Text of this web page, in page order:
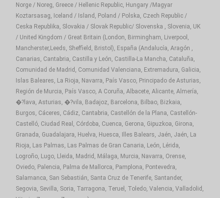
Norge / Noreg, Greece / Hellenic Republic, Hungary /Magyar
Koztarsasag, Iceland / Island, Poland / Polska, Czech Republic /
Ceska Republika, Slovakia / Slovak Republic/ Slovenska , Slovenia, UK
/ United Kingdom / Great Britain (London, Birmingham, Liverpool,
Mancherster,Leeds, Sheffield, Bristol), España (Andalucía, Aragón ,
Canarias, Cantabria, Castilla y León, Castilla-La Mancha, Cataluña,
Comunidad de Madrid, Comunidad Valenciana, Extremadura, Galicia,
Islas Baleares, La Rioja, Navarra, País Vasco, Principado de Asturias,
Región de Murcia, País Vasco, A Coruña, Albacete, Alicante, Almería,
�?lava, Asturias, �?vila, Badajoz, Barcelona, Bilbao, Bizkaia,
Burgos, Cáceres, Cádiz, Cantabria, Castellón de la Plana, Castellón-
Castelló, Ciudad Real, Córdoba, Cuenca, Gerona, Gipuzkoa, Girona,
Granada, Guadalajara, Huelva, Huesca, Illes Balears, Jaén, Jaén, La
Rioja, Las Palmas, Las Palmas de Gran Canaria, León, Lérida,
Logroño, Lugo, Lleida, Madrid, Málaga, Murcia, Navarra, Orense,
Oviedo, Palencia, Palma de Mallorca, Pamplona, Pontevedra,
Salamanca, San Sebastián, Santa Cruz de Tenerife, Santander,
Segovia, Sevilla, Soria, Tarragona, Teruel, Toledo, Valencia, Valladolid,